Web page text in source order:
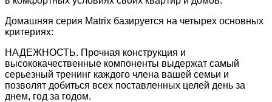
Домашняя серия Matrix базируется на четырех основных
критериях:
НАДЕЖНОСТЬ. Прочная конструкция и
высококачественные компоненты выдержат самый
серьезный тренинг каждого члена вашей семьи и
позволят добиться всех поставленных целей день за
днем, год за годом.